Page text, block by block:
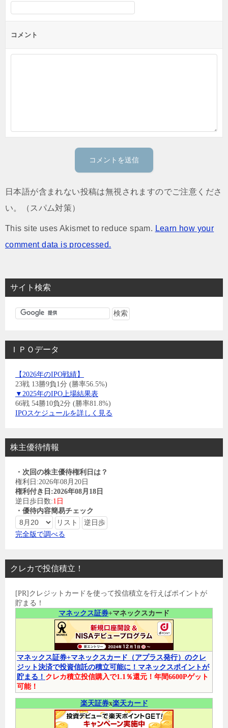
コメント
日本語が含まれない投稿は無視されますのでご注意くださ
い。（スパム対策）
This site uses Akismet to reduce spam. Learn how your
comment data is processed.
サイト検索
ＩＰＯデータ
【2026年のIPO戦績】
23戦 13勝9負1分 (勝率56.5%)
▼2025年のIPO上場結果表
66戦 54勝10負2分 (勝率81.8%)
IPOスケジュールを詳しく見る
株主優待情報
・次回の株主優待権利日は？
権利日:2026年08月20日
権利付き日:2026年08月18日
逆日歩日数:1日
・優待内容簡易チェック
完全版で調べる
クレカで投信積立！
[PR]クレジットカードを使って投信積立を行えばポイントが
貯まる！
マネックス証券+マネックスカード
マネックス証券+マネックスカード（アプラス発行）のクレ
ジット決済で投資信託の積立可能に！マネックスポイントが
貯まる！ クレカ積立投信購入で1.1％還元！年間6600Pゲット
可能！
楽天証券x楽天カード